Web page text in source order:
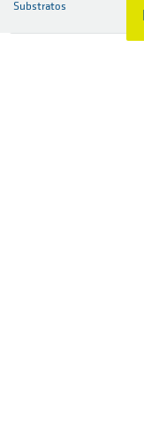
Substratos